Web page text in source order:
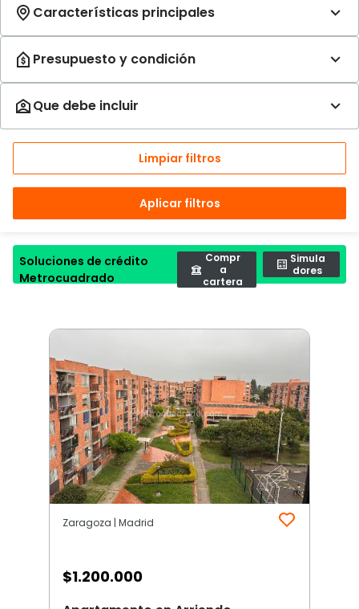
Limpiar filtros
Aplicar filtros
Soluciones de crédito
Metrocuadrado
Compr
a
cartera
Simula
dores
Zaragoza | Madrid
$1.200.000